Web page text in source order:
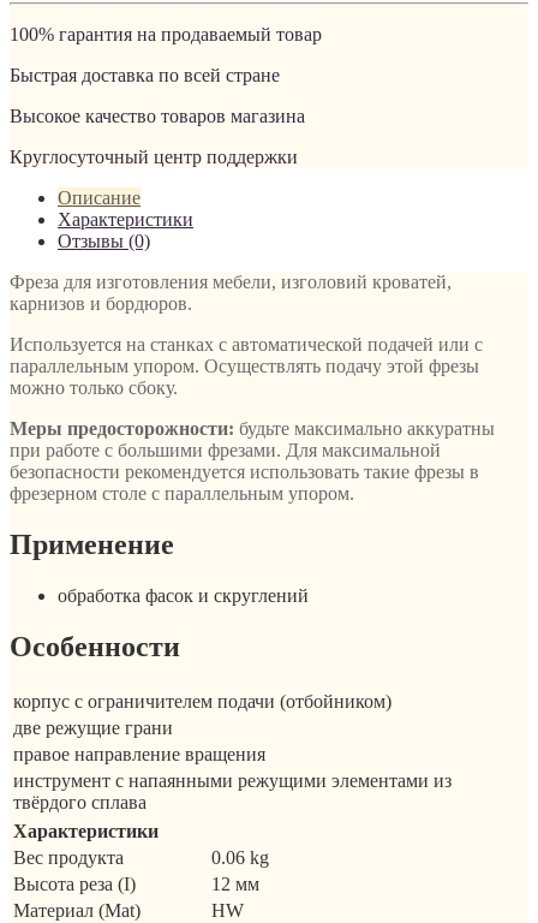
100% гарантия на продаваемый товар
Быстрая доставка по всей стране
Высокое качество товаров магазина
Круглосуточный центр поддержки
Описание
Характеристики
Отзывы (0)
Фреза для изготовления мебели, изголовий кроватей,
карнизов и бордюров.
Используется на станках с автоматической подачей или с
параллельным упором. Осуществлять подачу этой фрезы
можно только сбоку.
Меры предосторожности: будьте максимально аккуратны
при работе с большими фрезами. Для максимальной
безопасности рекомендуется использовать такие фрезы в
фрезерном столе с параллельным упором.
Применение
обработка фасок и скруглений
Особенности
корпус с ограничителем подачи (отбойником)
две режущие грани
правое направление вращения
инструмент с напаянными режущими элементами из
твёрдого сплава
Характеристики
Вес продукта
0.06 kg
Высота реза (I)
12 мм
Материал (Mat)
HW